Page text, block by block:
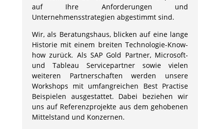
auf Ihre Anforderungen und
Unternehmensstrategien abgestimmt sind.
Wir, als Beratungshaus, blicken auf eine lange
Historie mit einem breiten Technologie-Know-
how zurück. Als SAP Gold Partner, Microsoft-
und Tableau Servicepartner sowie vielen
weiteren Partnerschaften werden unsere
Workshops mit umfangreichen Best Practise
Beispielen ausgestattet. Dabei beziehen wir
uns auf Referenzprojekte aus dem gehobenen
Mittelstand und Konzernen.